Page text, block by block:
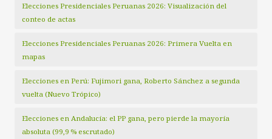
Elecciones Presidenciales Peruanas 2026: Visualización del
conteo de actas
Elecciones Presidenciales Peruanas 2026: Primera Vuelta en
mapas
Elecciones en Perú: Fujimori gana, Roberto Sánchez a segunda
vuelta (Nuevo Trópico)
Elecciones en Andalucía: el PP gana, pero pierde la mayoría
absoluta (99,9 % escrutado)